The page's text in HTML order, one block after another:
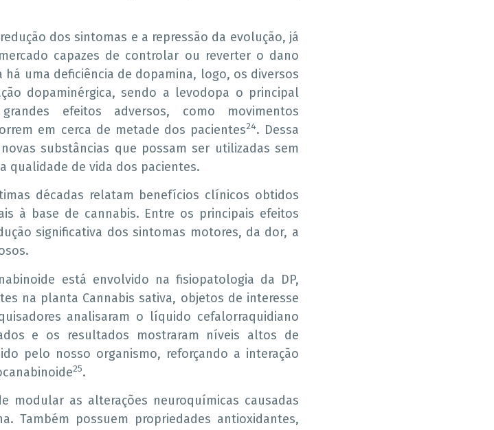
dos sintomas e a repressão da evolução, já
capazes de controlar ou reverter o dano
uma deficiência de dopamina, logo, os diversos
dopaminérgica, sendo a levodopa o principal
efeitos adversos, como movimentos
em cerca de metade dos pacientes24. Dessa
substâncias que possam ser utilizadas sem
qualidade de vida dos pacientes.
décadas relatam benefícios clínicos obtidos
à base de cannabis. Entre os principais efeitos
significativa dos sintomas motores, da dor, a
está envolvido na fisiopatologia da DP,
na planta Cannabis sativa, objetos de interesse
analisaram o líquido cefalorraquidiano
e os resultados mostraram níveis altos de
pelo nosso organismo, reforçando a interação
25.
modular as alterações neuroquímicas causadas
Também possuem propriedades antioxidantes,